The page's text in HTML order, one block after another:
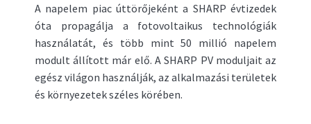
A napelem piac úttörőjeként a SHARP évtizedek
óta propagálja a fotovoltaikus technológiák
használatát, és több mint 50 millió napelem
modult állított már elő. A SHARP PV moduljait az
egész világon használják, az alkalmazási területek
és környezetek széles körében.